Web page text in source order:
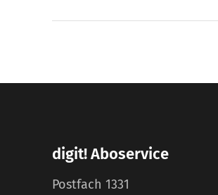
digit! Aboservice
Postfach 1331